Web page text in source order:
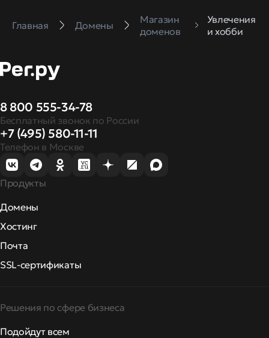
Главная Домены
Магазин
доменов
Увлечения
и хобби
8 800 555-34-78
Бесплатный звонок по России
+7 (495) 580-11-11
Телефон в Москве
Продукты
Домены
Хостинг
Почта
SSL-сертификаты
Решения по сфере бизнеса
Подойдут всем